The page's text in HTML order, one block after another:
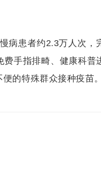
病患者约2.3万人次，
手指排畸、健康科普
的特殊群众接种疫苗。